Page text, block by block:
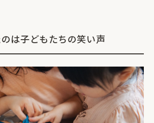
は子どもたちの笑い声